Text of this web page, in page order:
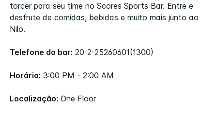
torcer para seu time no Scores Sports Bar. Entre e
desfrute de comidas, bebidas e muito mais junto ao
Nilo.
Telefone do bar: 20-2-25260601(1300)
Horário: 3:00 PM - 2:00 AM
Localização: One Floor